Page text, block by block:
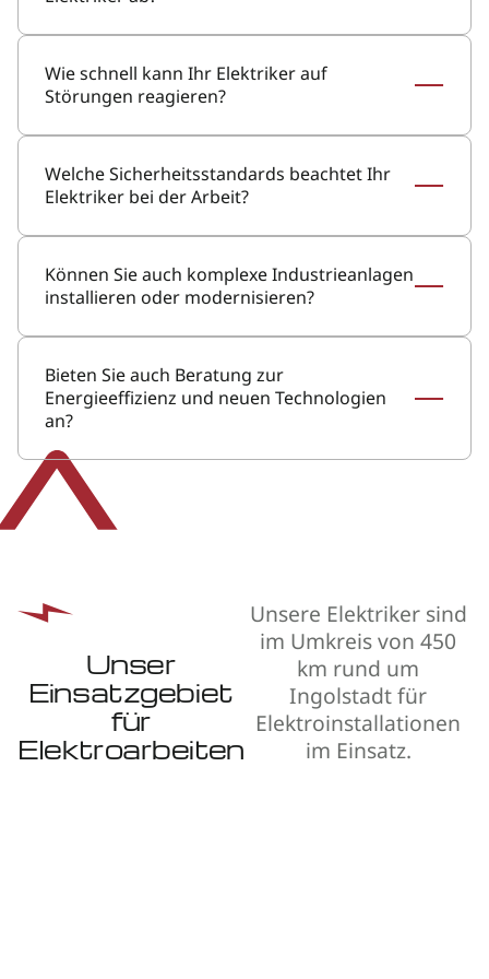
Wie schnell kann Ihr Elektriker auf
Störungen reagieren?
Welche Sicherheitsstandards beachtet Ihr
Elektriker bei der Arbeit?
Können Sie auch komplexe Industrieanlagen
installieren oder modernisieren?
Bieten Sie auch Beratung zur
Energieeffizienz und neuen Technologien
an?
Unser
Einsatzgebiet
für
Elektroarbeiten
Unsere Elektriker sind
im Umkreis von 450
km rund um
Ingolstadt für
Elektroinstallationen
im Einsatz.